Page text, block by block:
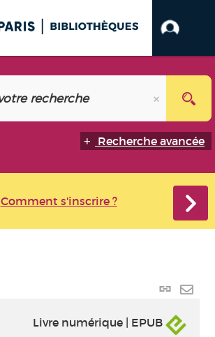
Recherche avancée
Comment s'inscrire ?
Lien
Livre numérique | EPUB